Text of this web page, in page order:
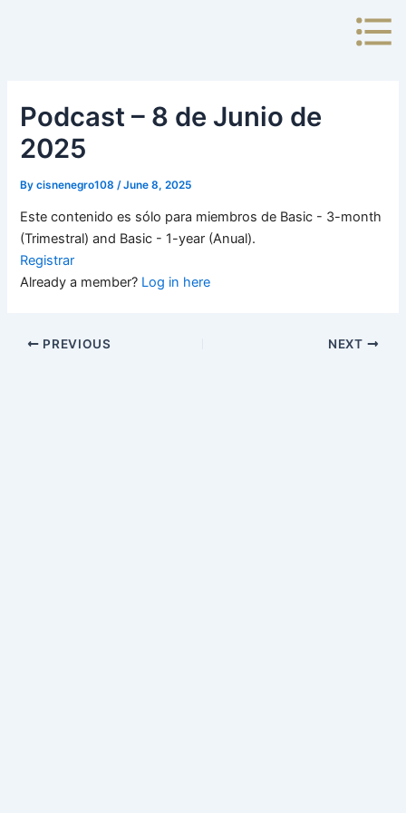
Podcast – 8 de Junio de
2025
Bycisnenegro108 /June 8, 2025
Este contenido es sólo para miembros de Basic - 3-month
(Trimestral) and Basic - 1-year (Anual).
Registrar
Already a member? Log in here
PREVIOUS NEXT